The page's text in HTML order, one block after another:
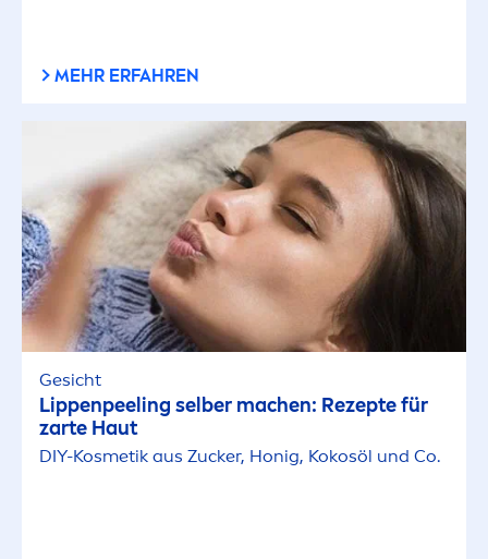
MEHR ERFAHREN
Gesicht
Lippenpeeling selber machen: Rezepte für
zarte Haut
DIY-Kosmetik aus Zucker, Honig, Kokosöl und Co.